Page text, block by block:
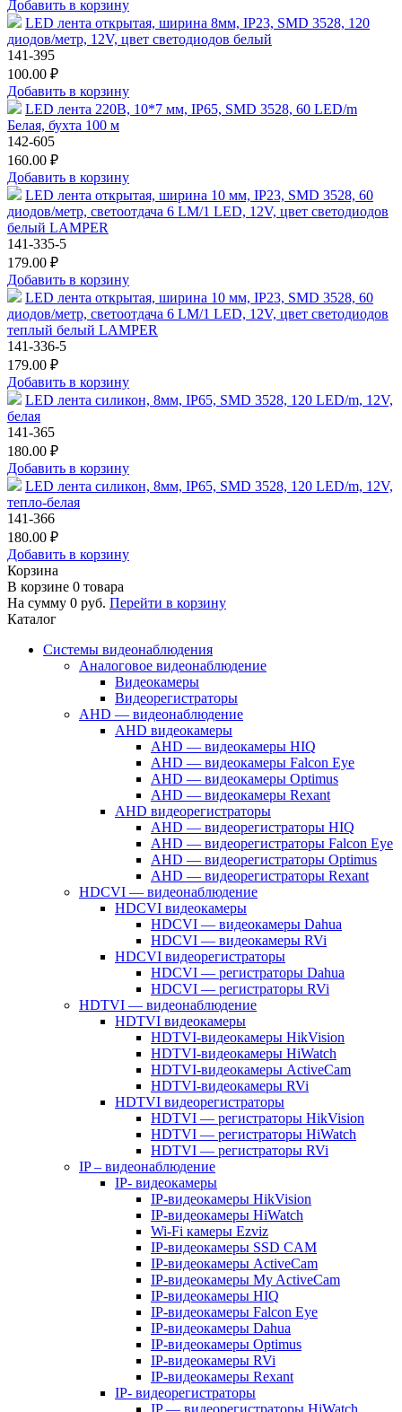
Добавить в корзину
LED лента открытая, ширина 8мм, IP23, SMD 3528, 120
диодов/метр, 12V, цвет светодиодов белый
141-395
100.00 ₽
Добавить в корзину
LED лента 220В, 10*7 мм, IP65, SMD 3528, 60 LED/m
Белая, бухта 100 м
142-605
160.00 ₽
Добавить в корзину
LED лента открытая, ширина 10 мм, IP23, SMD 3528, 60
диодов/метр, светоотдача 6 LM/1 LED, 12V, цвет светодиодов
белый LAMPER
141-335-5
179.00 ₽
Добавить в корзину
LED лента открытая, ширина 10 мм, IP23, SMD 3528, 60
диодов/метр, светоотдача 6 LM/1 LED, 12V, цвет светодиодов
теплый белый LAMPER
141-336-5
179.00 ₽
Добавить в корзину
LED лента силикон, 8мм, IP65, SMD 3528, 120 LED/m, 12V,
белая
141-365
180.00 ₽
Добавить в корзину
LED лента силикон, 8мм, IP65, SMD 3528, 120 LED/m, 12V,
тепло-белая
141-366
180.00 ₽
Добавить в корзину
Корзина
В корзине 0 товара
На сумму 0 руб. Перейти в корзину
Каталог
Системы видеонаблюдения
Аналоговое видеонаблюдение
Видеокамеры
Видеорегистраторы
AHD — видеонаблюдение
AHD видеокамеры
AHD — видеокамеры HIQ
AHD — видеокамеры Falcon Eye
AHD — видеокамеры Optimus
AHD — видеокамеры Rexant
AHD видеорегистраторы
AHD — видеорегистраторы HIQ
AHD — видеорегистраторы Falcon Eye
AHD — видеорегистраторы Optimus
AHD — видеорегистраторы Rexant
HDCVI — видеонаблюдение
HDCVI видеокамеры
HDCVI — видеокамеры Dahua
HDCVI — видеокамеры RVi
HDCVI видеорегистраторы
HDCVI — регистраторы Dahua
HDCVI — регистраторы RVi
HDTVI — видеонаблюдение
HDTVI видеокамеры
HDTVI-видеокамеры HikVision
HDTVI-видеокамеры HiWatch
HDTVI-видеокамеры ActiveCam
HDTVI-видеокамеры RVi
HDTVI видеорегистраторы
HDTVI — регистраторы HikVision
HDTVI — регистраторы HiWatch
HDTVI — регистраторы RVi
IP – видеонаблюдение
IP- видеокамеры
IP-видеокамеры HikVision
IP-видеокамеры HiWatch
Wi-Fi камеры Ezviz
IP-видеокамеры SSD CAM
IP-видеокамеры ActiveCam
IP-видеокамеры My ActiveCam
IP-видеокамеры HIQ
IP-видеокамеры Falcon Eye
IP-видеокамеры Dahua
IP-видеокамеры Optimus
IP-видеокамеры RVi
IP-видеокамеры Rexant
IP- видеорегистраторы